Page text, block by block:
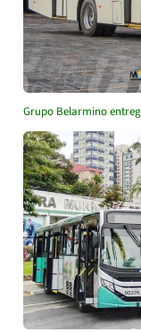
Grupo Belarmino